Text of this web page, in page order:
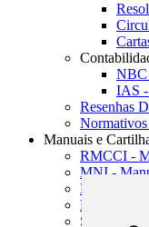
NBC
IAS -
Resenhas
Manuais e
RMCCI -
MNI -
MTVM -
MCR -
SISORF -